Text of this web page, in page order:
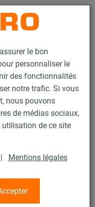
le bon
personnaliser le
des fonctionnalités
notre trafic. Si vous
nous pouvons
de médias sociaux,
de ce site
| Mentions légales
Contact
C
Type C
C DÄMMGULAST®